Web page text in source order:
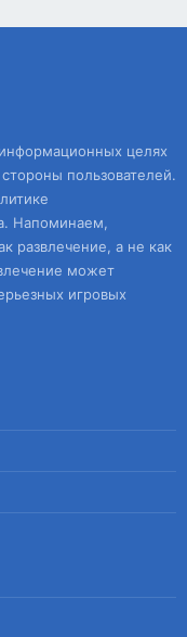
целях
пользователей.
Напоминаем,
развлечение, а не как
может
игровых